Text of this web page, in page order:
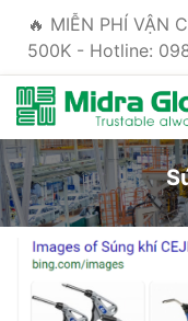
🔥 MIỄN PHÍ VẬN
500K - Hotline: